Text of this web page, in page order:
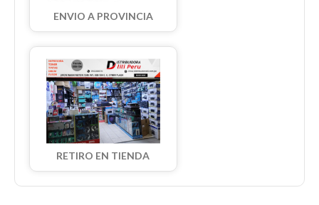
ENVIO A PROVINCIA
RETIRO EN TIENDA